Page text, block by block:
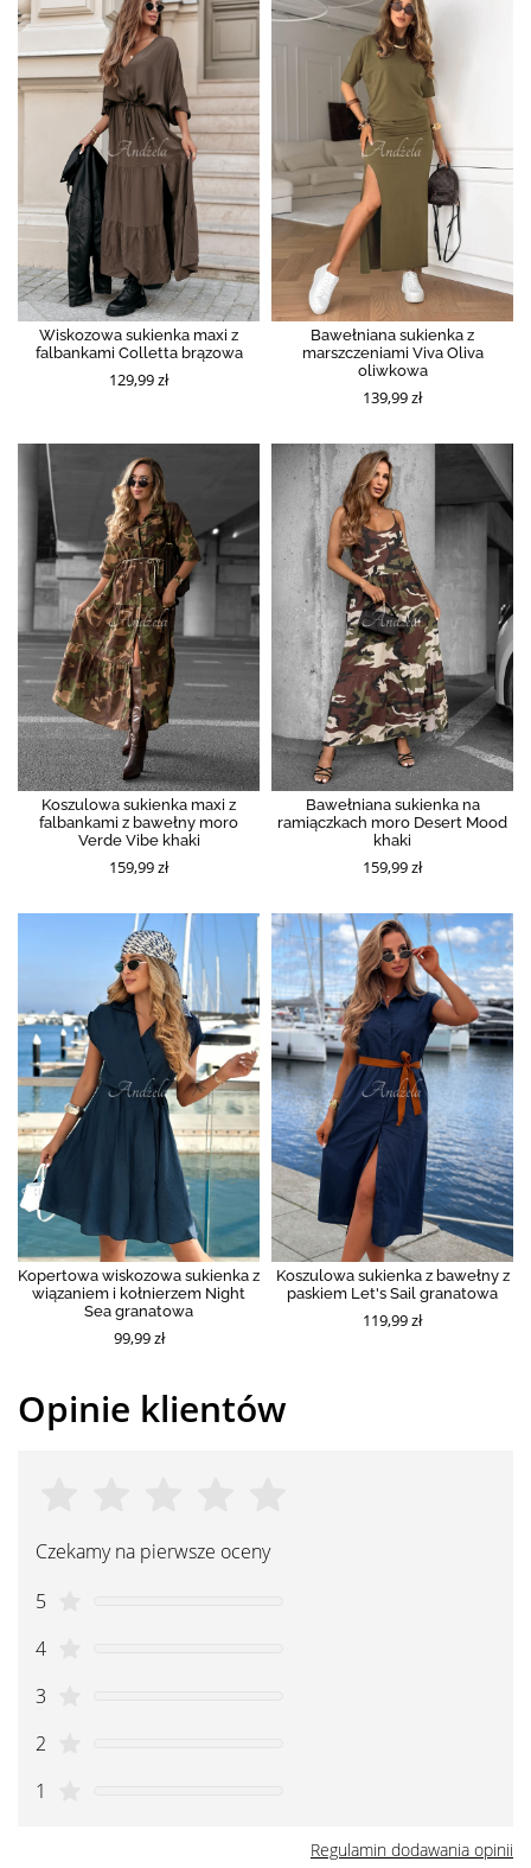
Wiskozowa sukienka maxi z
falbankami Colletta brązowa
129,99 zł
Bawełniana sukienka z
marszczeniami Viva Oliva
oliwkowa
139,99 zł
Koszulowa sukienka maxi z
falbankami z bawełny moro
Verde Vibe khaki
159,99 zł
Bawełniana sukienka na
ramiączkach moro Desert Mood
khaki
159,99 zł
Kopertowa wiskozowa sukienka z
wiązaniem i kołnierzem Night
Sea granatowa
99,99 zł
Koszulowa sukienka z bawełny z
paskiem Let's Sail granatowa
119,99 zł
Opinie klientów
Czekamy na pierwsze oceny
5
4
3
2
1
Regulamin dodawania opinii